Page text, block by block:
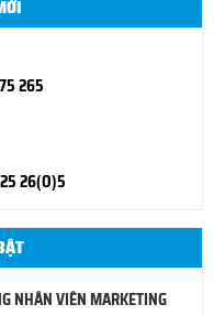
265
26(O)5
NHÂN VIÊN MARKETING